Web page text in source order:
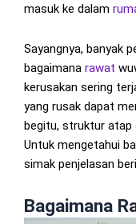
masuk ke dalam
Sayangnya, banyak
bagaimana rawat
kerusakan sering
yang rusak dapat
begitu, struktur atap
Untuk mengetahui
simak penjelasan
Bagaimana